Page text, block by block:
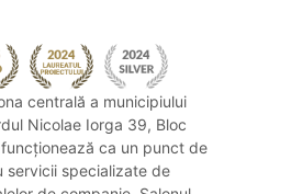
centrală a municipiului
Nicolae Iorga 39, Bloc
funcționează ca un punct de
servicii specializate de